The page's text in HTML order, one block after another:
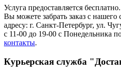
Услуга предоставляется бесплатно.
Вы можете забрать заказ с
адресу: г. Санкт-Петербург, ул.
с 11-00 до 19-00 с Понедельника
контакты.
Курьерская служба